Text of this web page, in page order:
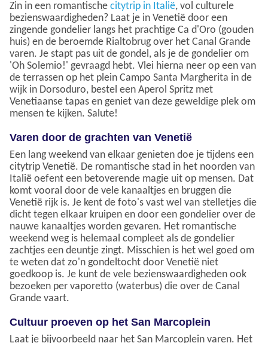
Zin in een romantische citytrip in Italië, vol culturele
bezienswaardigheden? Laat je in Venetië door een
zingende gondelier langs het prachtige Ca d'Oro (gouden
huis) en de beroemde Rialtobrug over het Canal Grande
varen. Je stapt pas uit de gondel, als je de gondelier om
'Oh Solemio!' gevraagd hebt. Vlei hierna neer op een van
de terrassen op het plein Campo Santa Margherita in de
wijk in Dorsoduro, bestel een Aperol Spritz met
Venetiaanse tapas en geniet van deze geweldige plek om
mensen te kijken. Salute!
Varen door de grachten van Venetië
Een lang weekend van elkaar genieten doe je tijdens een
citytrip Venetië. De romantische stad in het noorden van
Italië oefent een betoverende magie uit op mensen. Dat
komt vooral door de vele kanaaltjes en bruggen die
Venetië rijk is. Je kent de foto's vast wel van stelletjes die
dicht tegen elkaar kruipen en door een gondelier over de
nauwe kanaaltjes worden gevaren. Het romantische
weekend weg is helemaal compleet als de gondelier
zachtjes een deuntje zingt. Misschien is het wel goed om
te weten dat zo'n gondeltocht door Venetië niet
goedkoop is. Je kunt de vele bezienswaardigheden ook
bezoeken per vaporetto (waterbus) die over de Canal
Grande vaart.
Cultuur proeven op het San Marcoplein
Laat je bijvoorbeeld naar het San Marcoplein varen. Het